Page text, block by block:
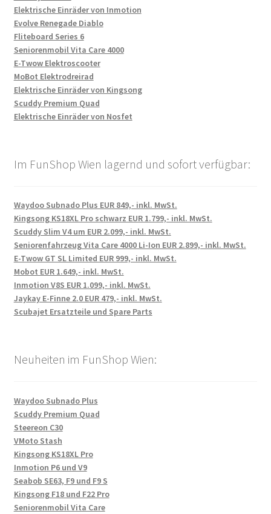
Elektrische Einräder von Inmotion
Evolve Renegade Diablo
Fliteboard Series 6
Seniorenmobil Vita Care 4000
E-Twow Elektroscooter
MoBot Elektrodreirad
Elektrische Einräder von Kingsong
Scuddy Premium Quad
Elektrische Einräder von Nosfet
Im FunShop Wien lagernd und sofort verfügbar:
Waydoo Subnado Plus EUR 849,- inkl. MwSt.
Kingsong KS18XL Pro schwarz EUR 1.799,- inkl. MwSt.
Scuddy Slim V4 um EUR 2.099,- inkl. MwSt.
Seniorenfahrzeug Vita Care 4000 Li-Ion EUR 2.899,- inkl. MwSt.
E-Twow GT SL Limited EUR 999,- inkl. MwSt.
Mobot EUR 1.649,- inkl. MwSt.
Inmotion V8S EUR 1.099,- inkl. MwSt.
Jaykay E-Finne 2.0 EUR 479,- inkl. MwSt.
Scubajet Ersatzteile und Spare Parts
Neuheiten im FunShop Wien:
Waydoo Subnado Plus
Scuddy Premium Quad
Steereon C30
VMoto Stash
Kingsong KS18XL Pro
Inmotion P6 und V9
Seabob SE63, F9 und F9 S
Kingsong F18 und F22 Pro
Seniorenmobil Vita Care